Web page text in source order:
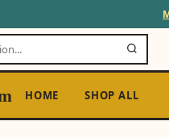
HOME SHOP ALL